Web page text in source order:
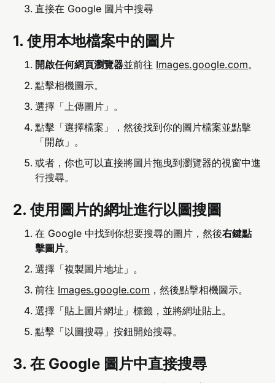
直接在 Google 圖片中搜尋
1. 使用本地檔案中的圖片
開啟任何網頁瀏覽器並前往 Images.google.com。
點擊相機圖示。
選擇「上傳圖片」。
點擊「選擇檔案」，然後找到你的圖片檔案並點擊
「開啟」。
或者，你也可以直接將圖片拖曳到瀏覽器的視窗中進
行搜尋。
2. 使用圖片的網址進行以圖搜圖
在 Google 中找到你想要搜尋的圖片，然後右鍵點
擊圖片。
選擇「複製圖片地址」。
前往 Images.google.com ，然後點擊相機圖示。
選擇「貼上圖片網址」標籤，並將網址貼上。
點擊「以圖搜尋」按鈕開始搜尋。
3. 在 Google 圖片中直接搜尋